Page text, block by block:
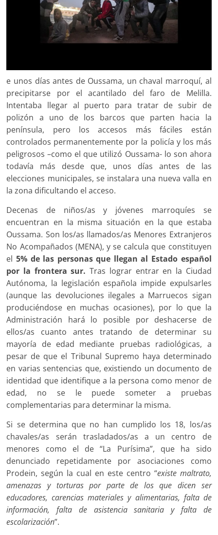
e unos días antes de Oussama, un chaval marroquí, al
precipitarse por el acantilado del faro de Melilla.
Intentaba llegar al puerto para tratar de subir de
polizón a uno de los barcos que parten hacia la
península, pero los accesos más fáciles están
controlados permanentemente por la policía y los más
peligrosos –como el que utilizó Oussama- lo son ahora
todavía más desde que, unos días antes de las
elecciones municipales, se instalara una nueva valla en
la zona dificultando el acceso.
Decenas de niños/as y jóvenes marroquíes se
encuentran en la misma situación en la que estaba
Oussama. Son los/as llamados/as Menores Extranjeros
No Acompañados (MENA), y se calcula que constituyen
el5% de las personas que llegan al Estado español
por la frontera sur. Tras lograr entrar en la Ciudad
Autónoma, la legislación española impide expulsarles
(aunque las devoluciones ilegales a Marruecos sigan
produciéndose en muchas ocasiones), por lo que la
Administración hará lo posible por deshacerse de
ellos/as cuanto antes tratando de determinar su
mayoría de edad mediante pruebas radiológicas, a
pesar de que el Tribunal Supremo haya determinado
en varias sentencias que, existiendo un documento de
identidad que identifique a la persona como menor de
edad, no se le puede someter a pruebas
complementarias para determinar la misma.
Si se determina que no han cumplido los 18, los/as
chavales/as serán trasladados/as a un centro de
menores como el de “La Purísima”, que ha sido
denunciado repetidamente por asociaciones como
Prodein, según la cual en este centro “existe maltrato,
amenazas y torturas por parte de los que dicen ser
educadores, carencias materiales y alimentarias, falta de
información, falta de asistencia sanitaria y falta de
escolarización”.